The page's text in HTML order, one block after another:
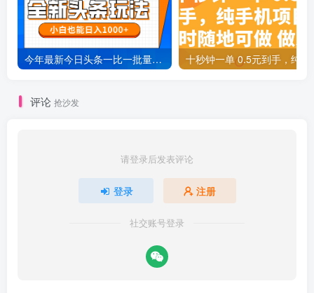
今年最新今日头条一比一批量搬砖，小白也可以日赚千元
评论 抢沙发
请登录后发表评论
登录 注册
社交账号登录